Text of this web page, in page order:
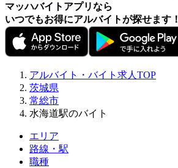
マッハバイトアプリなら
いつでもお得にアルバイトが探せます！
アルバイト・バイト求人TOP
茨城県
常総市
水海道駅のバイト
エリア
路線・駅
職種